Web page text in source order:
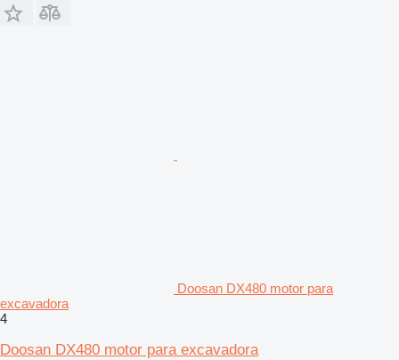
Doosan DX480 motor para
excavadora
4
Doosan DX480 motor para excavadora